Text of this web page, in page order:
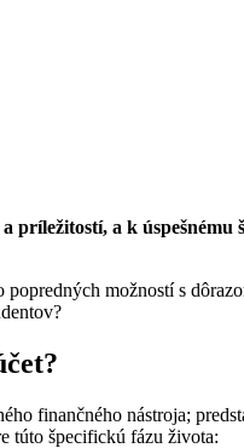
príležitostí, a k
možností s
finančného nástroja;
túto špecifickú fázu života: